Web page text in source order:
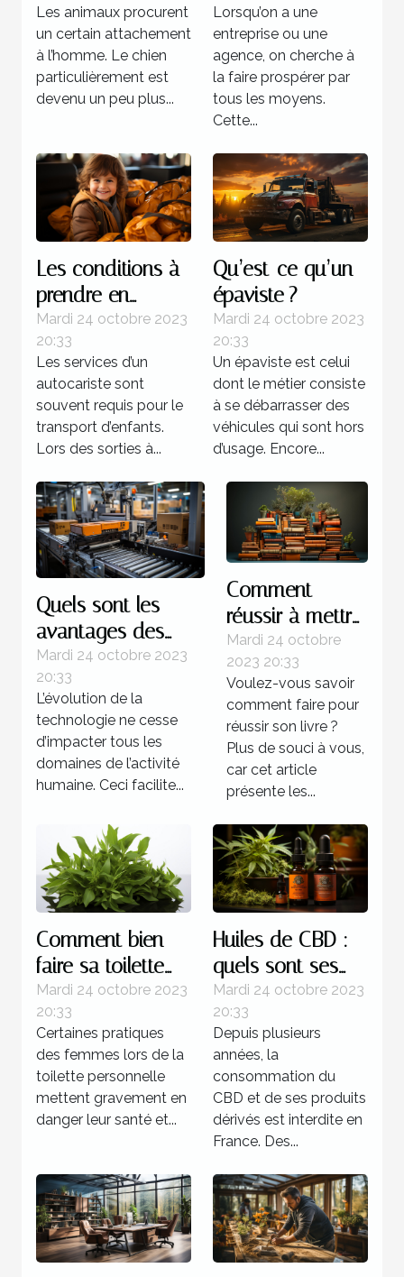
Les animaux procurent
un certain attachement
à l’homme. Le chien
particulièrement est
devenu un peu plus...
Lorsqu’on a une
entreprise ou une
agence, on cherche à
la faire prospérer par
tous les moyens.
Cette...
Les conditions à
prendre en
compte lors d’un
transport
d’enfants
Mardi 24 octobre 2023
20:33
Les services d’un
autocariste sont
souvent requis pour le
transport d’enfants.
Lors des sorties à...
Qu’est-ce qu’un
épaviste ?
Mardi 24 octobre 2023
20:33
Un épaviste est celui
dont le métier consiste
à se débarrasser des
véhicules qui sont hors
d’usage. Encore...
Quels sont les
avantages des
systèmes
d’automatisations ?
Mardi 24 octobre 2023
20:33
L’évolution de la
technologie ne cesse
d’impacter tous les
domaines de l’activité
humaine. Ceci facilite...
Comment
réussir à mettre
au point un
livre ?
Mardi 24 octobre
2023 20:33
Voulez-vous savoir
comment faire pour
réussir son livre ?
Plus de souci à vous,
car cet article
présente les...
Comment bien
faire sa toilette
intime ?
Mardi 24 octobre 2023
20:33
Certaines pratiques
des femmes lors de la
toilette personnelle
mettent gravement en
danger leur santé et...
Huiles de CBD :
quels sont ses
bienfaits sur
l’organisme ?
Mardi 24 octobre 2023
20:33
Depuis plusieurs
années, la
consommation du
CBD et de ses produits
dérivés est interdite en
France. Des...